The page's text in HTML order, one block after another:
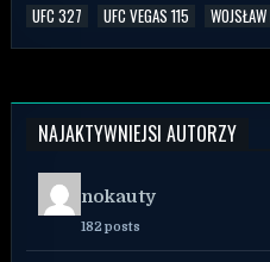
UFC 327
UFC VEGAS 115
NAJAKTYWNIEJSI AUTORZY
nokauty
182 posts